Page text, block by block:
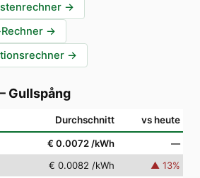
→
→
→
Gullspång
Durchschnitt vs heute
€ 0.0072 /kWh
—
€ 0.0082 /kWh ▲ 13%